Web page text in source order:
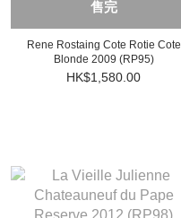
售完
Rene Rostaing Cote Rotie Cote
Blonde 2009 (RP95)
HK$1,580.00